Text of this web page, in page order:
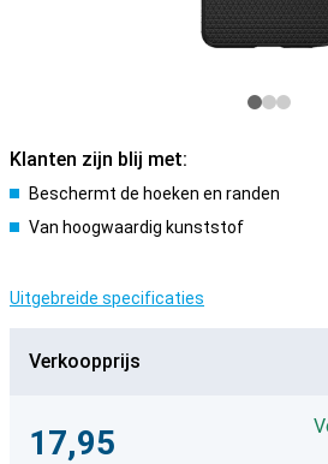
Klanten zijn blij met:
Beschermt de hoeken en randen
Van hoogwaardig kunststof
Uitgebreide specificaties
Verkoopprijs
17,95